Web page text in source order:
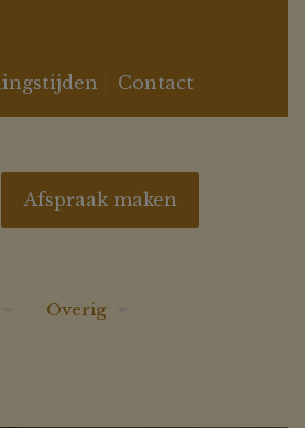
Contact
Afspraak maken
Overig